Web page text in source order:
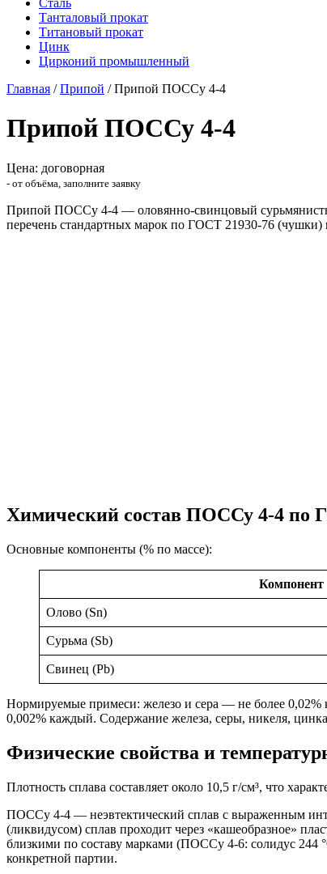
Сталь
Танталовый прокат
Титановый прокат
Цинк
Цирконий промышленный
Главная /Припой /Припой ПОССу 4-4
Припой ПОССу 4-4
Цена: договорная
- от объёма, заполните заявку
Припой ПОССу 4-4 — оловянно-свинцовый
перечень стандартных марок по ГОСТ 21930-76
Химический состав ПОССу 4-4 по
Основные компоненты (% по массе):
Компонент
Олово (Sn)
Сурьма (Sb)
Свинец (Pb)
Нормируемые примеси: железо и сера — не более
0,002% каждый. Содержание железа, серы, никеля,
Физические свойства и
Плотность сплава составляет около 10,5 г/см³, что
ПОССу 4-4 — неэвтектический сплав с выраженным
(ликвидусом) сплав проходит через «кашеобразное»
близкими по составу марками (ПОССу 4-6: солидус 244
конкретной партии.